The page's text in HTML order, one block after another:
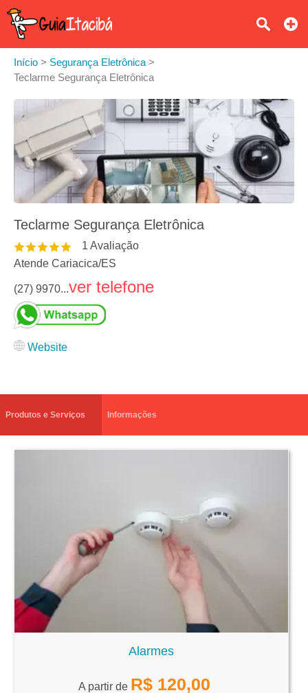
Início > Segurança Eletrônica >
Teclarme Segurança Eletrônica
Teclarme Segurança Eletrônica
1 Avaliação
Atende Cariacica/ES
(27) 9970...ver telefone
Website
Produtos e Serviços Informações
Alarmes
A partir de R$ 120,00